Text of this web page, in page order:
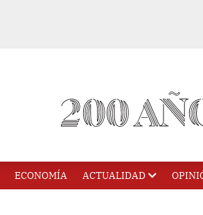
ECONOMÍA ACTUALIDAD